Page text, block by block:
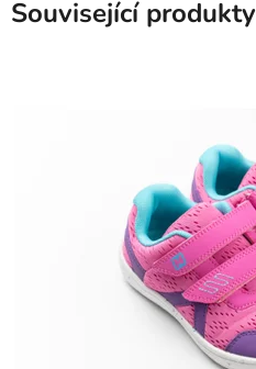
Související produkty